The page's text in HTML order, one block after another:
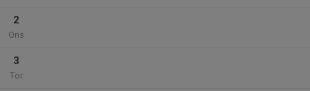
2
Ons
3
Tor